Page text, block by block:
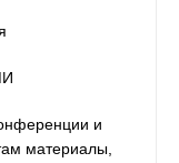
и
материалы,